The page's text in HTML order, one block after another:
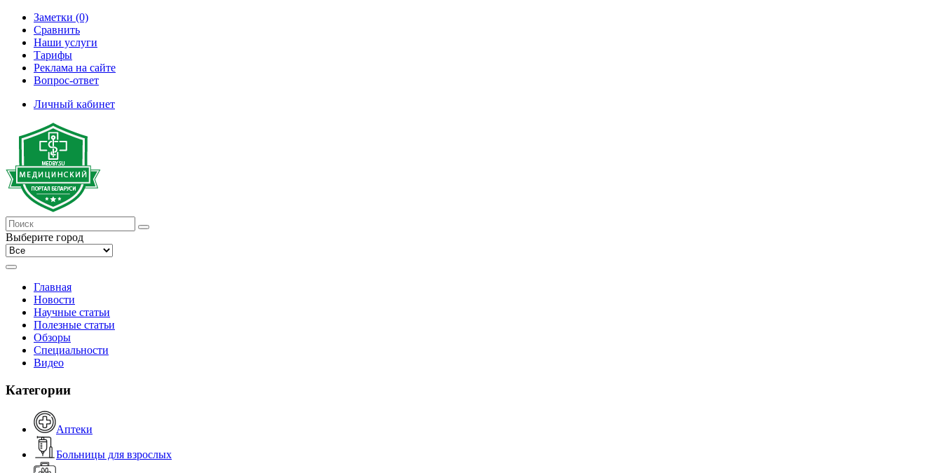
Заметки (0)
Сравнить
Наши услуги
Тарифы
Реклама на сайте
Вопрос-ответ
Личный кабинет
Выберите город
Главная
Новости
Научные статьи
Полезные статьи
Обзоры
Специальности
Видео
Категории
Аптеки
Больницы для взрослых